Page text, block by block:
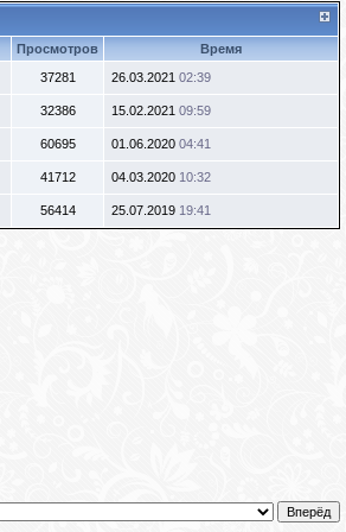
Просмотров
Время
37281 26.03.2021 02:39
32386 15.02.2021 09:59
60695 01.06.2020 04:41
41712 04.03.2020 10:32
56414 25.07.2019 19:41